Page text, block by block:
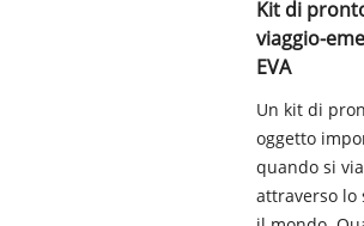
Kit di
viaggio-
EVA
Un kit di
oggetto
quando si
attraverso lo